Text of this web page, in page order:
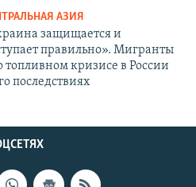
АЗИЯ
защищается и
правильно». Мигранты
топливном кризисе в России
последствиях